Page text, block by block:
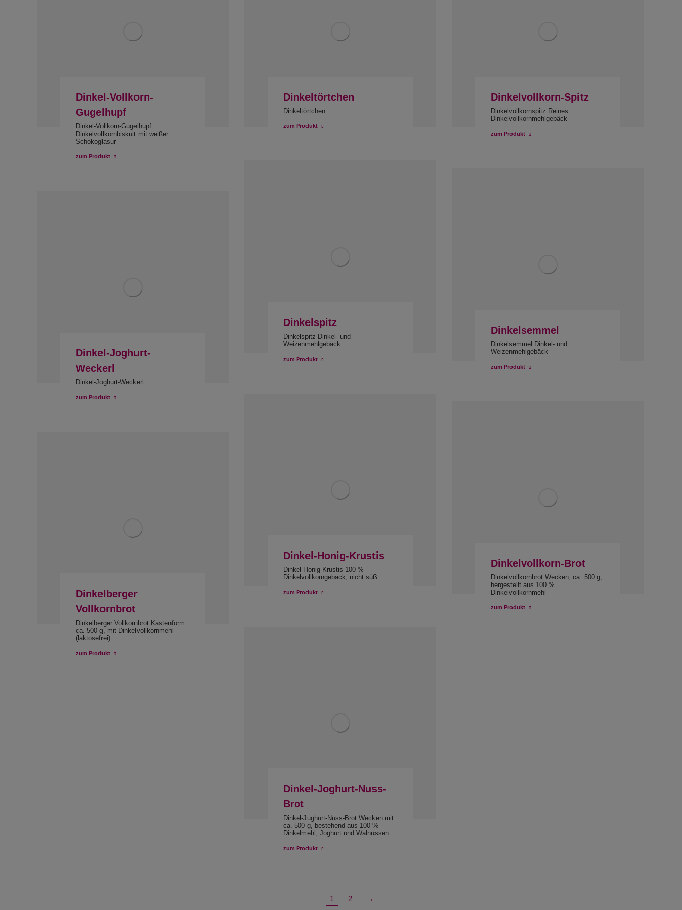
Dinkel-Vollkorn-
Gugelhupf
Dinkel-Vollkorn-Gugelhupf
Dinkelvollkornbiskuit mit weißer
Schokoglasur
zum Produkt
Dinkeltörtchen
Dinkeltörtchen
zum Produkt
Dinkelvollkorn-Spitz
Dinkelvollkornspitz Reines
Dinkelvollkornmehlgebäck
zum Produkt
Dinkelspitz
Dinkelspitz Dinkel- und
Weizenmehlgebäck
zum Produkt
Dinkelsemmel
Dinkelsemmel Dinkel- und
Weizenmehlgebäck
zum Produkt
Dinkel-Joghurt-
Weckerl
Dinkel-Joghurt-Weckerl
zum Produkt
Dinkel-Honig-Krustis
Dinkel-Honig-Krustis 100 %
Dinkelvollkorngebäck, nicht süß
zum Produkt
Dinkelvollkorn-Brot
Dinkelvollkornbrot Wecken, ca. 500 g,
hergestellt aus 100 %
Dinkelvollkornmehl
zum Produkt
Dinkelberger
Vollkornbrot
Dinkelberger Vollkornbrot Kastenform
ca. 500 g, mit Dinkelvollkornmehl
(laktosefrei)
zum Produkt
Dinkel-Joghurt-Nuss-
Brot
Dinkel-Jughurt-Nuss-Brot Wecken mit
ca. 500 g, bestehend aus 100 %
Dinkelmehl, Joghurt und Walnüssen
zum Produkt
1 2 →